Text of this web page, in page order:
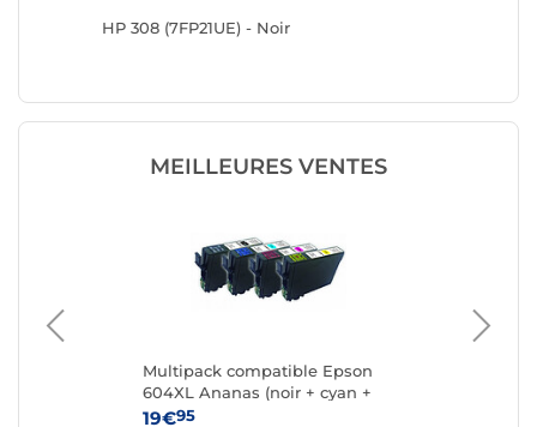
HP 308 (7FP21UE) - Noir
MEILLEURES VENTES
Multipack compatible Epson
604XL Ananas (noir + cyan +
magenta + jaune)
19€95